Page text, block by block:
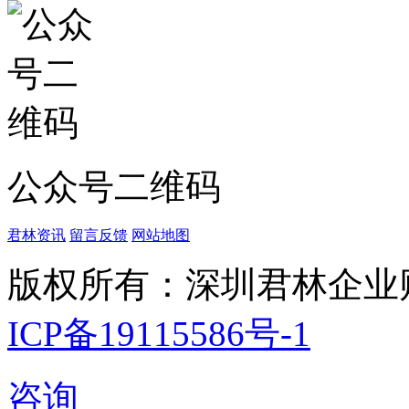
公众号二维码
君林资讯 留言反馈 网站地图
版权所有：深圳君林企
ICP备19115586号-1
咨询